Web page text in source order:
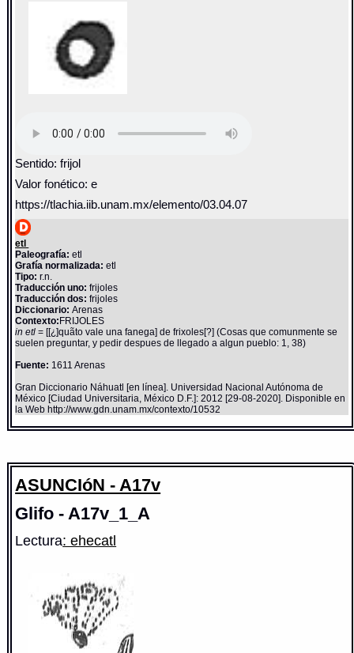
Sentido: frijol
Valor fonético: e
https://tlachia.iib.unam.mx/elemento/03.04.07
etl
Paleografía: etl
Grafía normalizada: etl
Tipo: r.n.
Traducción uno: frijoles
Traducción dos: frijoles
Diccionario:Arenas
Contexto:FRIJOLES
in etl= [[¿]quãto vale una fanega] de frixoles[?] (Cosas que comunmente se
suelen preguntar, y pedir despues de llegado a algun pueblo: 1, 38)
Fuente: 1611 Arenas
Gran Diccionario Náhuatl [en línea]. Universidad Nacional Autónoma de
México [Ciudad Universitaria, México D.F.]: 2012 [29-08-2020]. Disponible en
la Web http://www.gdn.unam.mx/contexto/10532
ASUNCIóN - A17v
Glifo - A17v_1_A
Lectura: ehecatl